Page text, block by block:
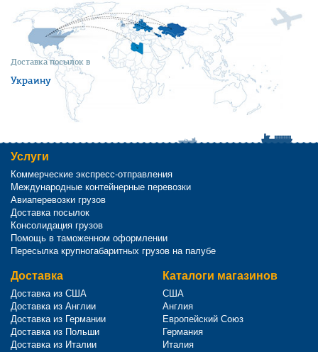
Доставка посылок в
Украину
Услуги
Коммерческие экспресс-отправления
Международные контейнерные перевозки
Авиаперевозки грузов
Доставка посылок
Консолидация грузов
Помощь в таможенном оформлении
Пересылка крупногабаритных грузов на палубе
Доставка
Доставка из США
Доставка из Англии
Доставка из Германии
Доставка из Польши
Доставка из Италии
Каталоги магазинов
США
Англия
Европейский Союз
Германия
Италия